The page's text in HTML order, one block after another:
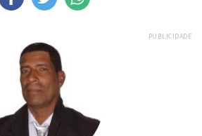
PUBLICIDADE